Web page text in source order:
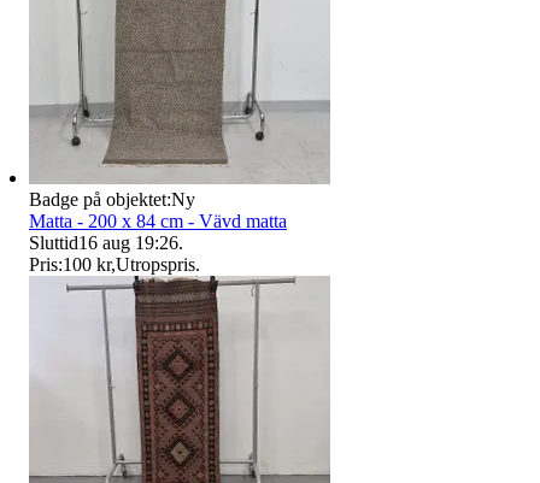
Badge på objektet:Ny
Matta - 200 x 84 cm - Vävd matta
Sluttid16 aug 19:26.
Pris:100 kr,Utropspris.